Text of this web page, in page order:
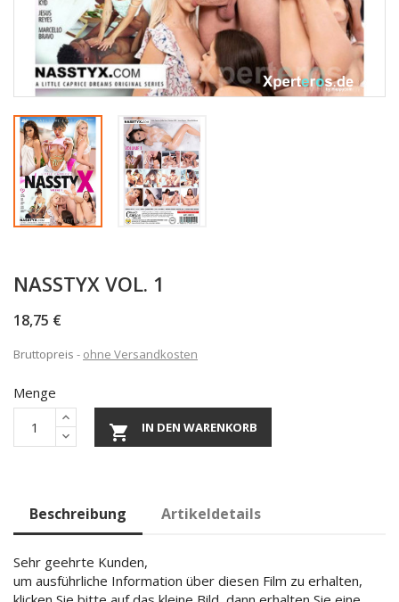
NASSTYX VOL. 1
18,75 €
Bruttopreis ohne Versandkosten
Menge
 IN DEN WARENKORB
Beschreibung Artikeldetails
Sehr geehrte Kunden,
um ausführliche Information über diesen Film zu erhalten,